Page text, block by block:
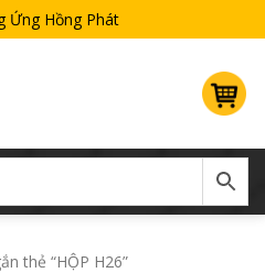
Ứng Hồng Phát
thẻ “HỘP H26”